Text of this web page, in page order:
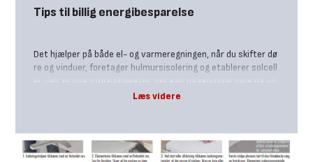
Tips til billig energibesparelse
Det hjælper på både el- og varmeregningen, når du skifter dø
re og vinduer, foretager hulmursisolering og etablerer solcell
er. Det er dog store projekter, der kan forekomme dyre og uo
verskuelige i en tid hvor du måske er presset på økonomien.